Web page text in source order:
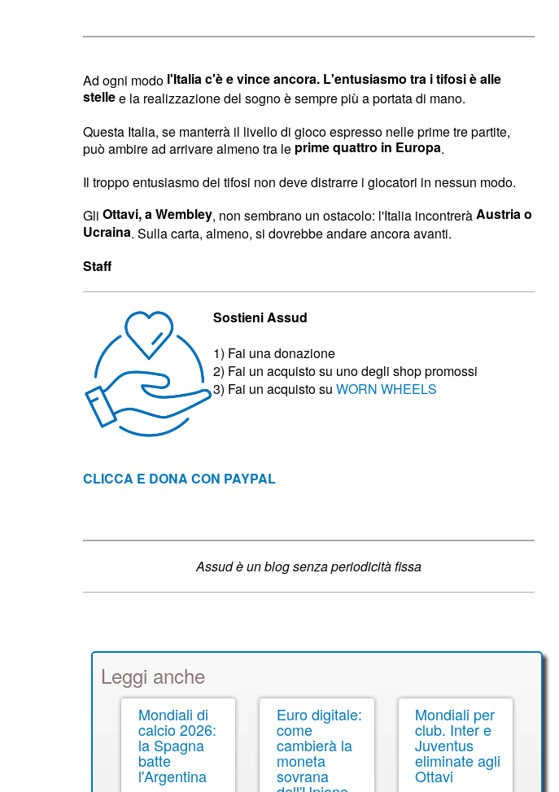
Ad ogni modo l'Italia c'è e vince ancora. L'entusiasmo tra i tifosi è alle
stelle e la realizzazione del sogno è sempre più a portata di mano.
Questa Italia, se manterrà il livello di gioco espresso nelle prime tre partite,
può ambire ad arrivare almeno tra le prime quattro in Europa
Il troppo entusiasmo dei tifosi non deve distrarre i giocatori in nessun modo.
Gli Ottavi, a Wembley , non sembrano un ostacolo: l'Italia incontrerà Austria o
Ucraina . Sulla carta, almeno, si dovrebbe andare ancora avanti.
Staff
Sostieni Assud
1) Fai una donazione
2) Fai un acquisto su uno degli shop promossi
3) Fai un acquisto su WORN WHEELS
CLICCA E DONA CON PAYPAL
Assud è un blog senza periodicità fissa
Leggi anche
Mondiali di
calcio 2026:
la Spagna
batte
l'Argentina
Euro digitale:
come
cambierà la
moneta
sovrana
Mondiali per
club. Inter e
Juventus
eliminate agli
Ottavi